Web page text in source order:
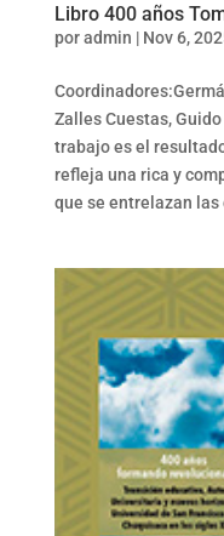
Libro 400 años
poradmin | Nov 6,
Zalles Cuestas,
trabajo es el
refleja una rica y
que se entrelazan